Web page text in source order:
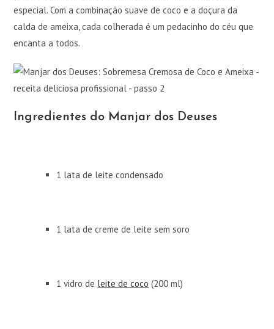
especial. Com a combinação suave de coco e a doçura da
calda de ameixa, cada colherada é um pedacinho do céu que
encanta a todos.
Ingredientes do Manjar dos Deuses
1 lata de leite condensado
1 lata de creme de leite sem soro
1 vidro de leite de coco (200 ml)